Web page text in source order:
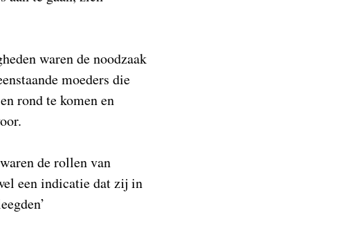
waren de noodzaak
moeders die
rond te komen en
de rollen van
een indicatie dat zij in